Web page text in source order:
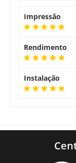
Impressão
Rendimento
Instalação